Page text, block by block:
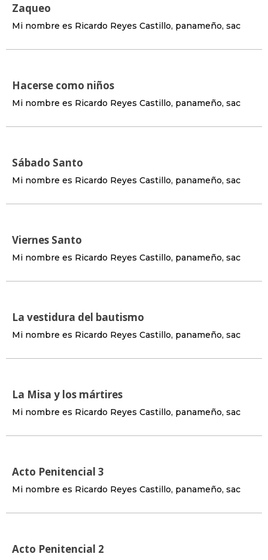
Zaqueo
Mi nombre es Ricardo Reyes Castillo, panameño, sac
Hacerse como niños
Mi nombre es Ricardo Reyes Castillo, panameño, sac
Sábado Santo
Mi nombre es Ricardo Reyes Castillo, panameño, sac
Viernes Santo
Mi nombre es Ricardo Reyes Castillo, panameño, sac
La vestidura del bautismo
Mi nombre es Ricardo Reyes Castillo, panameño, sac
La Misa y los mártires
Mi nombre es Ricardo Reyes Castillo, panameño, sac
Acto Penitencial 3
Mi nombre es Ricardo Reyes Castillo, panameño, sac
Acto Penitencial 2